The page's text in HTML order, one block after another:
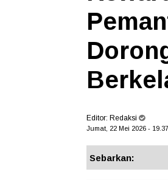
Editor: Redaksi
Jumat, 22 Mei 2026 - 19.37
Sebarkan: